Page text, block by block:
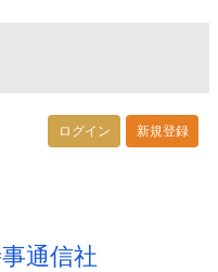
ログイン 新規登録
通信社